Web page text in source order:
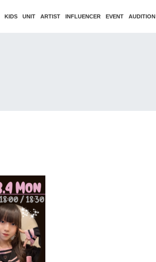
KIDS UNIT ARTIST INFLUENCER EVENT AUDITION